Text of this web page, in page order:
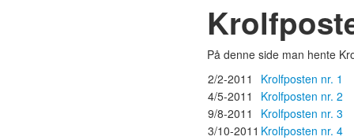
På denne side man hente
2/2-2011
Krolfposten nr. 1
4/5-2011
Krolfposten nr. 2
9/8-2011
Krolfposten nr. 3
3/10-2011 Krolfposten nr. 4